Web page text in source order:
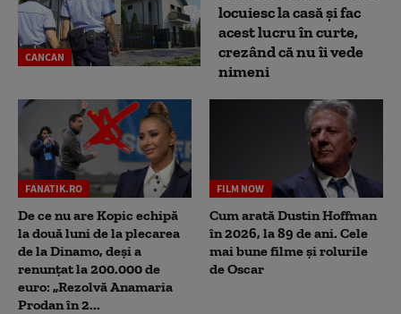
CANCAN
locuiesc la casă și fac
acest lucru în curte,
crezând că nu îi vede
nimeni
FANATIK.RO
De ce nu are Kopic echipă
la două luni de la plecarea
de la Dinamo, deși a
renunțat la 200.000 de
euro: „Rezolvă Anamaria
Prodan în 2...
FILM NOW
Cum arată Dustin Hoffman
în 2026, la 89 de ani. Cele
mai bune filme și rolurile
de Oscar